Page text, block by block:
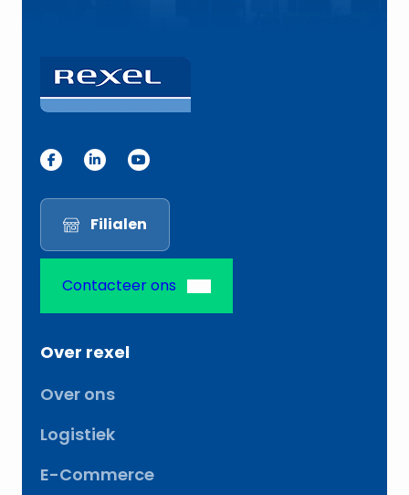
l
Filialen
Contacteer ons
Over rexel
Over ons
Logistiek
E-Commerce